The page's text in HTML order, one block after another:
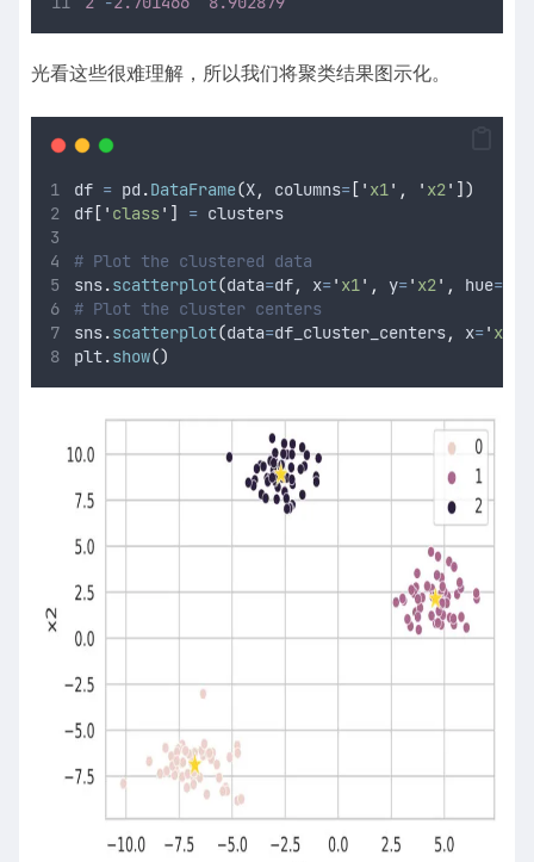
光看这些很难理解，所以我们将聚类结果图示化。
df = pd .DataFrame(X, columns= [ ' x1' , ' x2' ])
df [ ' class' ] = clusters
# Plot the clustered data
sns.scatterplot(data=df, x=' x1' , y=' x2' , hue=
# Plot the cluster centers
sns.scatterplot(data=df_cluster_centers, x=' x1
plt.show()